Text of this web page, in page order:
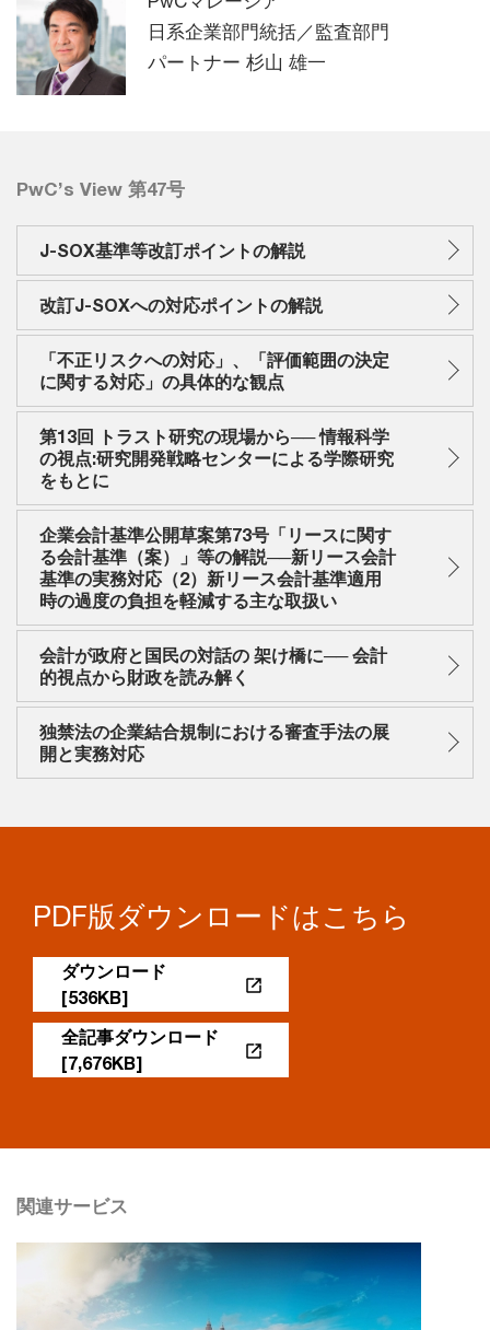
日系企業部門統括／監査部門
パートナー 杉山 雄一
PwC’s View 第47号
J-SOX基準等改訂ポイントの解説
改訂J-SOXへの対応ポイントの解説
「不正リスクへの対応」、「評価範囲の決定
に関する対応」の具体的な観点
第13回 トラスト研究の現場から── 情報科学
の視点:研究開発戦略センターによる学際研究
をもとに
企業会計基準公開草案第73号「リースに関す
る会計基準（案）」等の解説──新リース会計
基準の実務対応（2）新リース会計基準適用
時の過度の負担を軽減する主な取扱い
会計が政府と国民の対話の 架け橋に── 会計
的視点から財政を読み解く
独禁法の企業結合規制における審査手法の展
開と実務対応
PDF版ダウンロードはこちら
ダウンロード
[536KB]
全記事ダウンロード
[7,676KB]
関連サービス